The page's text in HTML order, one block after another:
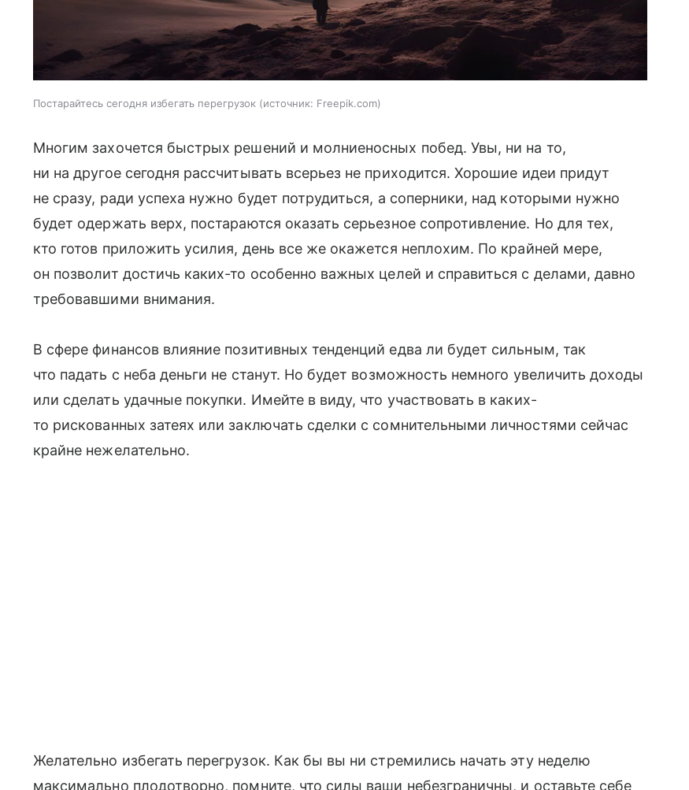
Постарайтесь сегодня избегать перегрузок источник: Freepik.com
Многим захочется быстрых решений и молниеносных побед. Увы, ни на то,
ни на другое сегодня рассчитывать всерьез не приходится. Хорошие идеи придут
не сразу, ради успеха нужно будет потрудиться, а соперники, над которыми нужно
будет одержать верх, постараются оказать серьезное сопротивление. Но для тех,
кто готов приложить усилия, день все же окажется неплохим. По крайней мере,
он позволит достичь каких-то особенно важных целей и справиться с делами, давно
требовавшими внимания.
В сфере финансов влияние позитивных тенденций едва ли будет сильным, так
что падать с неба деньги не станут. Но будет возможность немного увеличить доходы
или сделать удачные покупки. Имейте в виду, что участвовать в каких-
то рискованных затеях или заключать сделки с сомнительными личностями сейчас
крайне нежелательно.
Желательно избегать перегрузок. Как бы вы ни стремились начать эту неделю
максимально плодотворно, помните, что силы ваши небезграничны, и оставьте себе